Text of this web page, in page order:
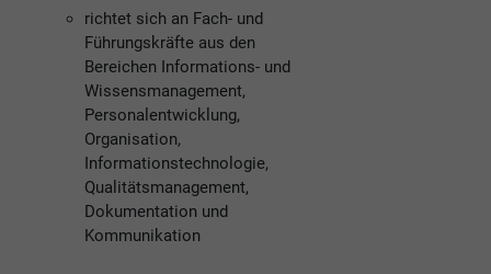
richtet sich an Fach- und
Führungskräfte aus den
Bereichen Informations- und
Wissensmanagement,
Personalentwicklung,
Organisation,
Informationstechnologie,
Qualitätsmanagement,
Dokumentation und
Kommunikation